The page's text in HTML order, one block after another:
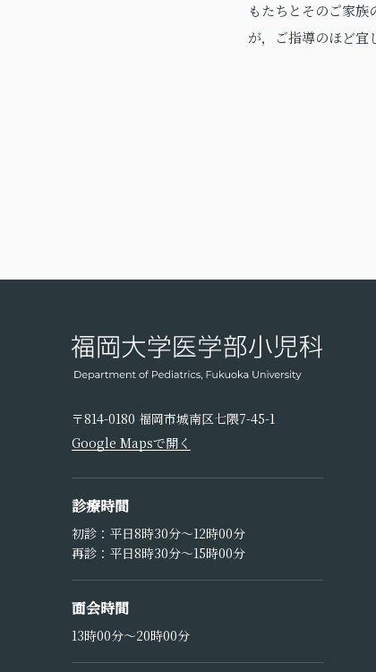
もたちとそのご家
が，ご指導のほど宜
〒814-0180 福岡市城南区七隈7-45-1
Google Mapsで開く
診療時間
初診：平日8時30分〜12時00分
再診：平日8時30分〜15時00分
面会時間
13時00分〜20時00分